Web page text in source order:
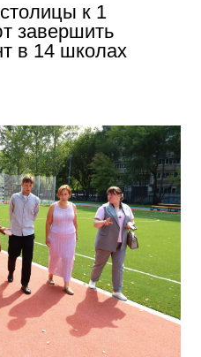
к 1
завершить
в 14 школах